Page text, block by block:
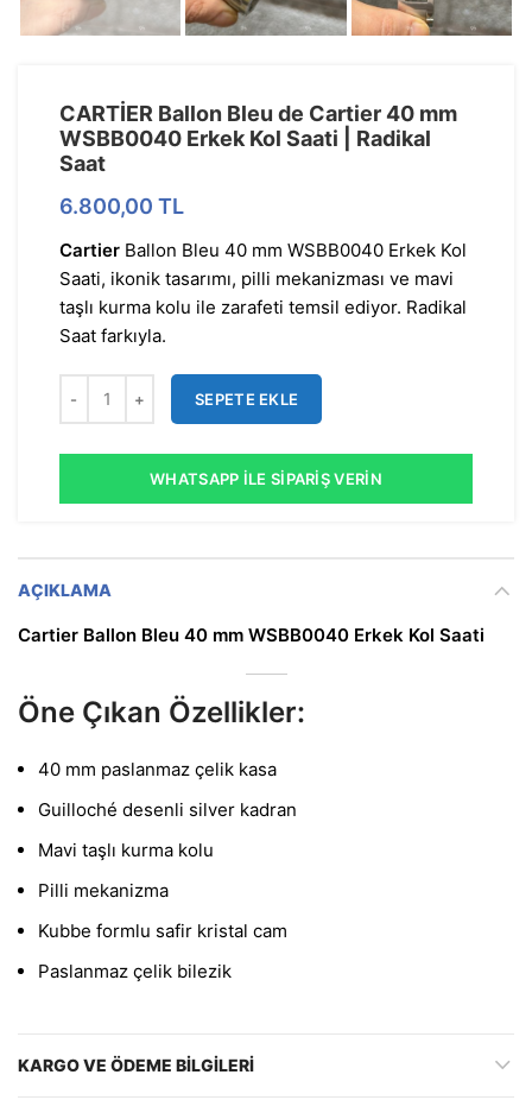
CARTİER Ballon Bleu de Cartier 40 mm
WSBB0040 Erkek Kol Saati | Radikal
Saat
6.800,00 TL
Cartier Ballon Bleu 40 mm WSBB0040 Erkek Kol
Saati, ikonik tasarımı, pilli mekanizması ve mavi
taşlı kurma kolu ile zarafeti temsil ediyor. Radikal
Saat farkıyla.
SEPETE EKLE
WHATSAPP İLE SIPARIŞ VERIN
AÇIKLAMA
Cartier Ballon Bleu 40 mm WSBB0040 Erkek Kol Saati
Öne Çıkan Özellikler:
40 mm paslanmaz çelik kasa
Guilloché desenli silver kadran
Mavi taşlı kurma kolu
Pilli mekanizma
Kubbe formlu safir kristal cam
Paslanmaz çelik bilezik
KARGO VE ÖDEME BILGILERI